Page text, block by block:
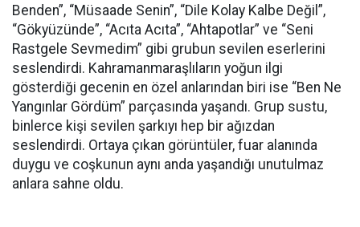
Benden”, “Müsaade Senin”, “Dile Kolay Kalbe Değil”,
“Gökyüzünde”, “Acıta Acıta”, “Ahtapotlar” ve “Seni
Rastgele Sevmedim” gibi grubun sevilen eserlerini
seslendirdi. Kahramanmaraşlıların yoğun ilgi
gösterdiği gecenin en özel anlarından biri ise “Ben Ne
Yangınlar Gördüm” parçasında yaşandı. Grup sustu,
binlerce kişi sevilen şarkıyı hep bir ağızdan
seslendirdi. Ortaya çıkan görüntüler, fuar alanında
duygu ve coşkunun aynı anda yaşandığı unutulmaz
anlara sahne oldu.